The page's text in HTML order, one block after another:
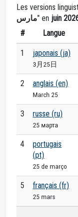
Les versions
مارس" en juin
#
Langue
1 japonais (ja)
3月25日
2 anglais (en)
March 25
3 russe (ru)
25 марта
4
portugais
(pt)
25 de março
5 français (fr)
25 mars